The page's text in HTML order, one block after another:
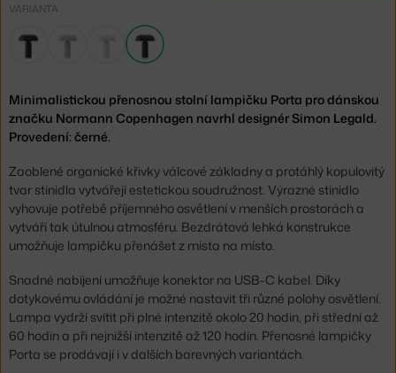
VARIANTA
Minimalistickou přenosnou stolní lampičku Porta pro dánskou
značku Normann Copenhagen navrhl designér Simon Legald.
Provedení: černé.
Zaoblené organické křivky válcové základny a protáhlý kopulovitý
tvar stínidla vytvářejí estetickou soudružnost. Výrazné stínidlo
vyhovuje potřebě příjemného osvětlení v menších prostorách a
vytváří tak útulnou atmosféru. Bezdrátová lehká konstrukce
umožňuje lampičku přenášet z místa na místo.
Snadné nabíjení umožňuje konektor na USB-C kabel. Díky
dotykovému ovládání je možné nastavit tři různé polohy osvětlení.
Lampa vydrží svítit při plné intenzitě okolo 20 hodin, při střední až
60 hodin a při nejnižší intenzitě až 120 hodin. Přenosné lampičky
Porta se prodávají i v dalších barevných variantách.